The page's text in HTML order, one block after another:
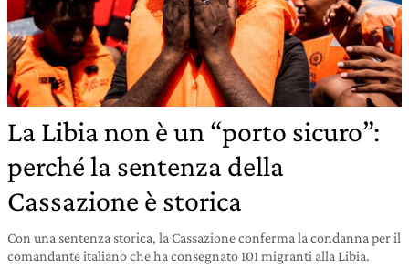
La Libia non è un “porto sicuro”:
perché la sentenza della
Cassazione è storica
Con una sentenza storica, la Cassazione conferma la condanna per il
comandante italiano che ha consegnato 101 migranti alla Libia.